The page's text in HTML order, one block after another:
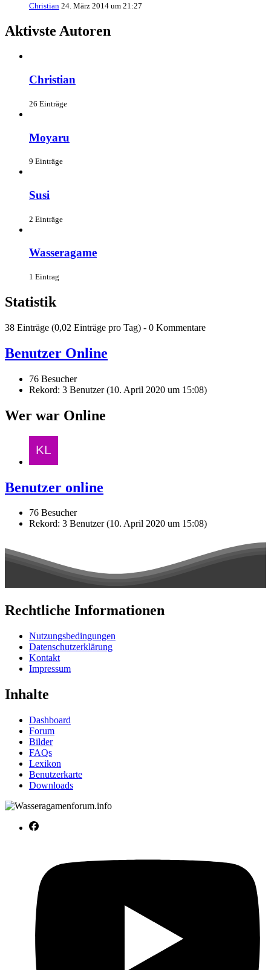
Christian 24. März 2014 um 21:27
Aktivste Autoren
Christian
26 Einträge
Moyaru
9 Einträge
Susi
2 Einträge
Wasseragame
1 Eintrag
Statistik
38 Einträge (0,02 Einträge pro Tag) - 0 Kommentare
Benutzer Online
76 Besucher
Rekord: 3 Benutzer (10. April 2020 um 15:08)
Wer war Online
Benutzer online
76 Besucher
Rekord: 3 Benutzer (10. April 2020 um 15:08)
Rechtliche Informationen
Nutzungsbedingungen
Datenschutzerklärung
Kontakt
Impressum
Inhalte
Dashboard
Forum
Bilder
FAQs
Lexikon
Benutzerkarte
Downloads